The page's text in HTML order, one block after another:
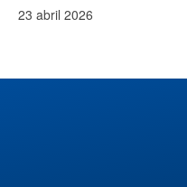
23 abril 2026